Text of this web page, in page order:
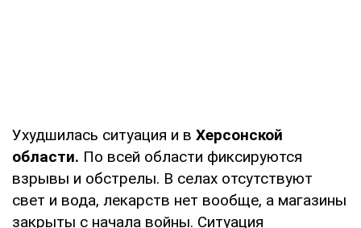
Ухудшилась ситуация и в Херсонской
области. По всей области фиксируются
взрывы и обстрелы. В селах отсутствуют
свет и вода, лекарств нет вообще, а магазины
закрыты с начала войны. Ситуация